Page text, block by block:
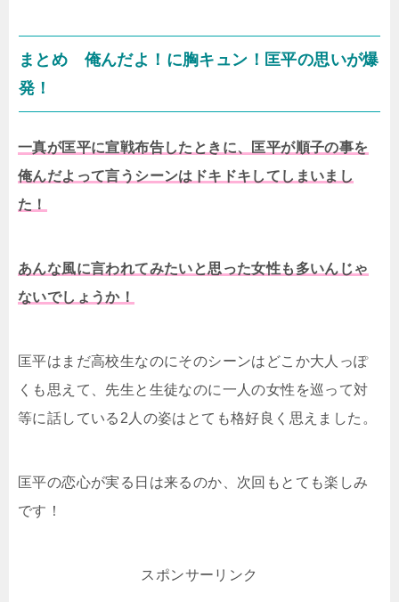
まとめ 俺んだよ！に胸キュン！匡平の思いが爆
発！
一真が匡平に宣戦布告したときに、匡平が順子の事を
俺んだよって言うシーンはドキドキしてしまいまし
た！
あんな風に言われてみたいと思った女性も多いんじゃ
ないでしょうか！
匡平はまだ高校生なのにそのシーンはどこか大人っぽ
くも思えて、先生と生徒なのに一人の女性を巡って対
等に話している2人の姿はとても格好良く思えました。
匡平の恋心が実る日は来るのか、次回もとても楽しみ
です！
スポンサーリンク